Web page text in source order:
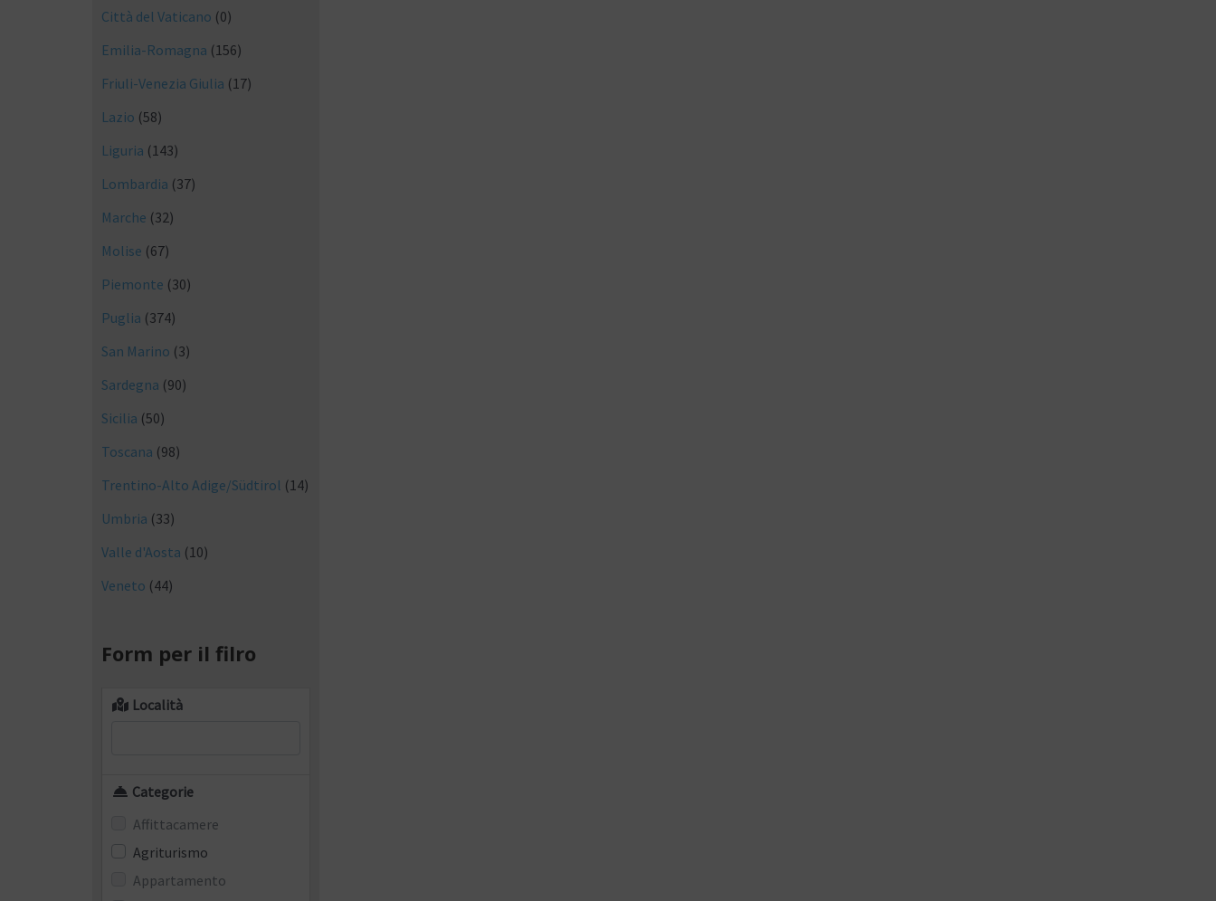
Città del Vaticano (0)
Emilia-Romagna (156)
Friuli-Venezia Giulia (17)
Lazio (58)
Liguria (143)
Lombardia (37)
Marche (32)
Molise (67)
Piemonte (30)
Puglia (374)
San Marino (3)
Sardegna (90)
Sicilia (50)
Toscana (98)
Trentino-Alto Adige/Südtirol (14)
Umbria (33)
Valle d'Aosta (10)
Veneto (44)
Form per il filro
Località
Categorie
Affittacamere
Agriturismo
Appartamento